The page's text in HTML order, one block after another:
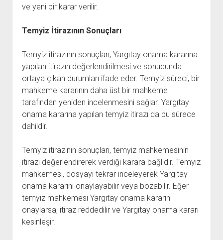
ve yeni bir karar verilir.
Temyiz İtirazının Sonuçları
Temyiz itirazının sonuçları, Yargıtay onama kararına
yapılan itirazın değerlendirilmesi ve sonucunda
ortaya çıkan durumları ifade eder. Temyiz süreci, bir
mahkeme kararının daha üst bir mahkeme
tarafından yeniden incelenmesini sağlar. Yargıtay
onama kararına yapılan temyiz itirazı da bu sürece
dahildir.
Temyiz itirazının sonuçları, temyiz mahkemesinin
itirazı değerlendirerek verdiği karara bağlıdır. Temyiz
mahkemesi, dosyayı tekrar inceleyerek Yargıtay
onama kararını onaylayabilir veya bozabilir. Eğer
temyiz mahkemesi Yargıtay onama kararını
onaylarsa, itiraz reddedilir ve Yargıtay onama kararı
kesinleşir.